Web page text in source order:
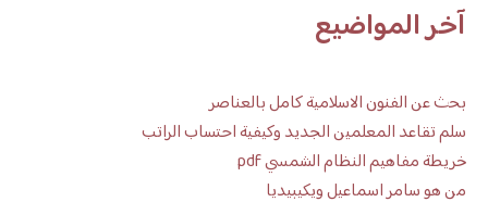
آخر المواضيع
بحث عن الفنون الاسلامية كامل بالعناصر
سلم تقاعد المعلمين الجديد وكيفية احتساب الراتب
خريطة مفاهيم النظام الشمسي pdf
من هو سامر اسماعيل ويكيبيديا